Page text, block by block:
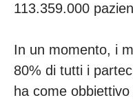
113.359.000
In un momento, i
80% di tutti i
ha come